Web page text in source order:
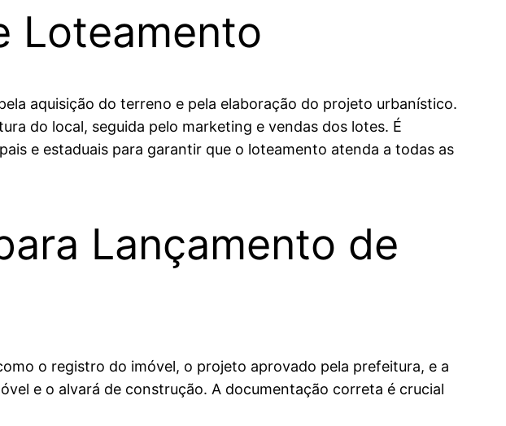
Loteamento
aquisição do terreno e pela elaboração do projeto urbanístico.
do local, seguida pelo marketing e vendas dos lotes. É
e estaduais para garantir que o loteamento atenda a todas as
Lançamento de
o registro do imóvel, o projeto aprovado pela prefeitura, e a
e o alvará de construção. A documentação correta é crucial